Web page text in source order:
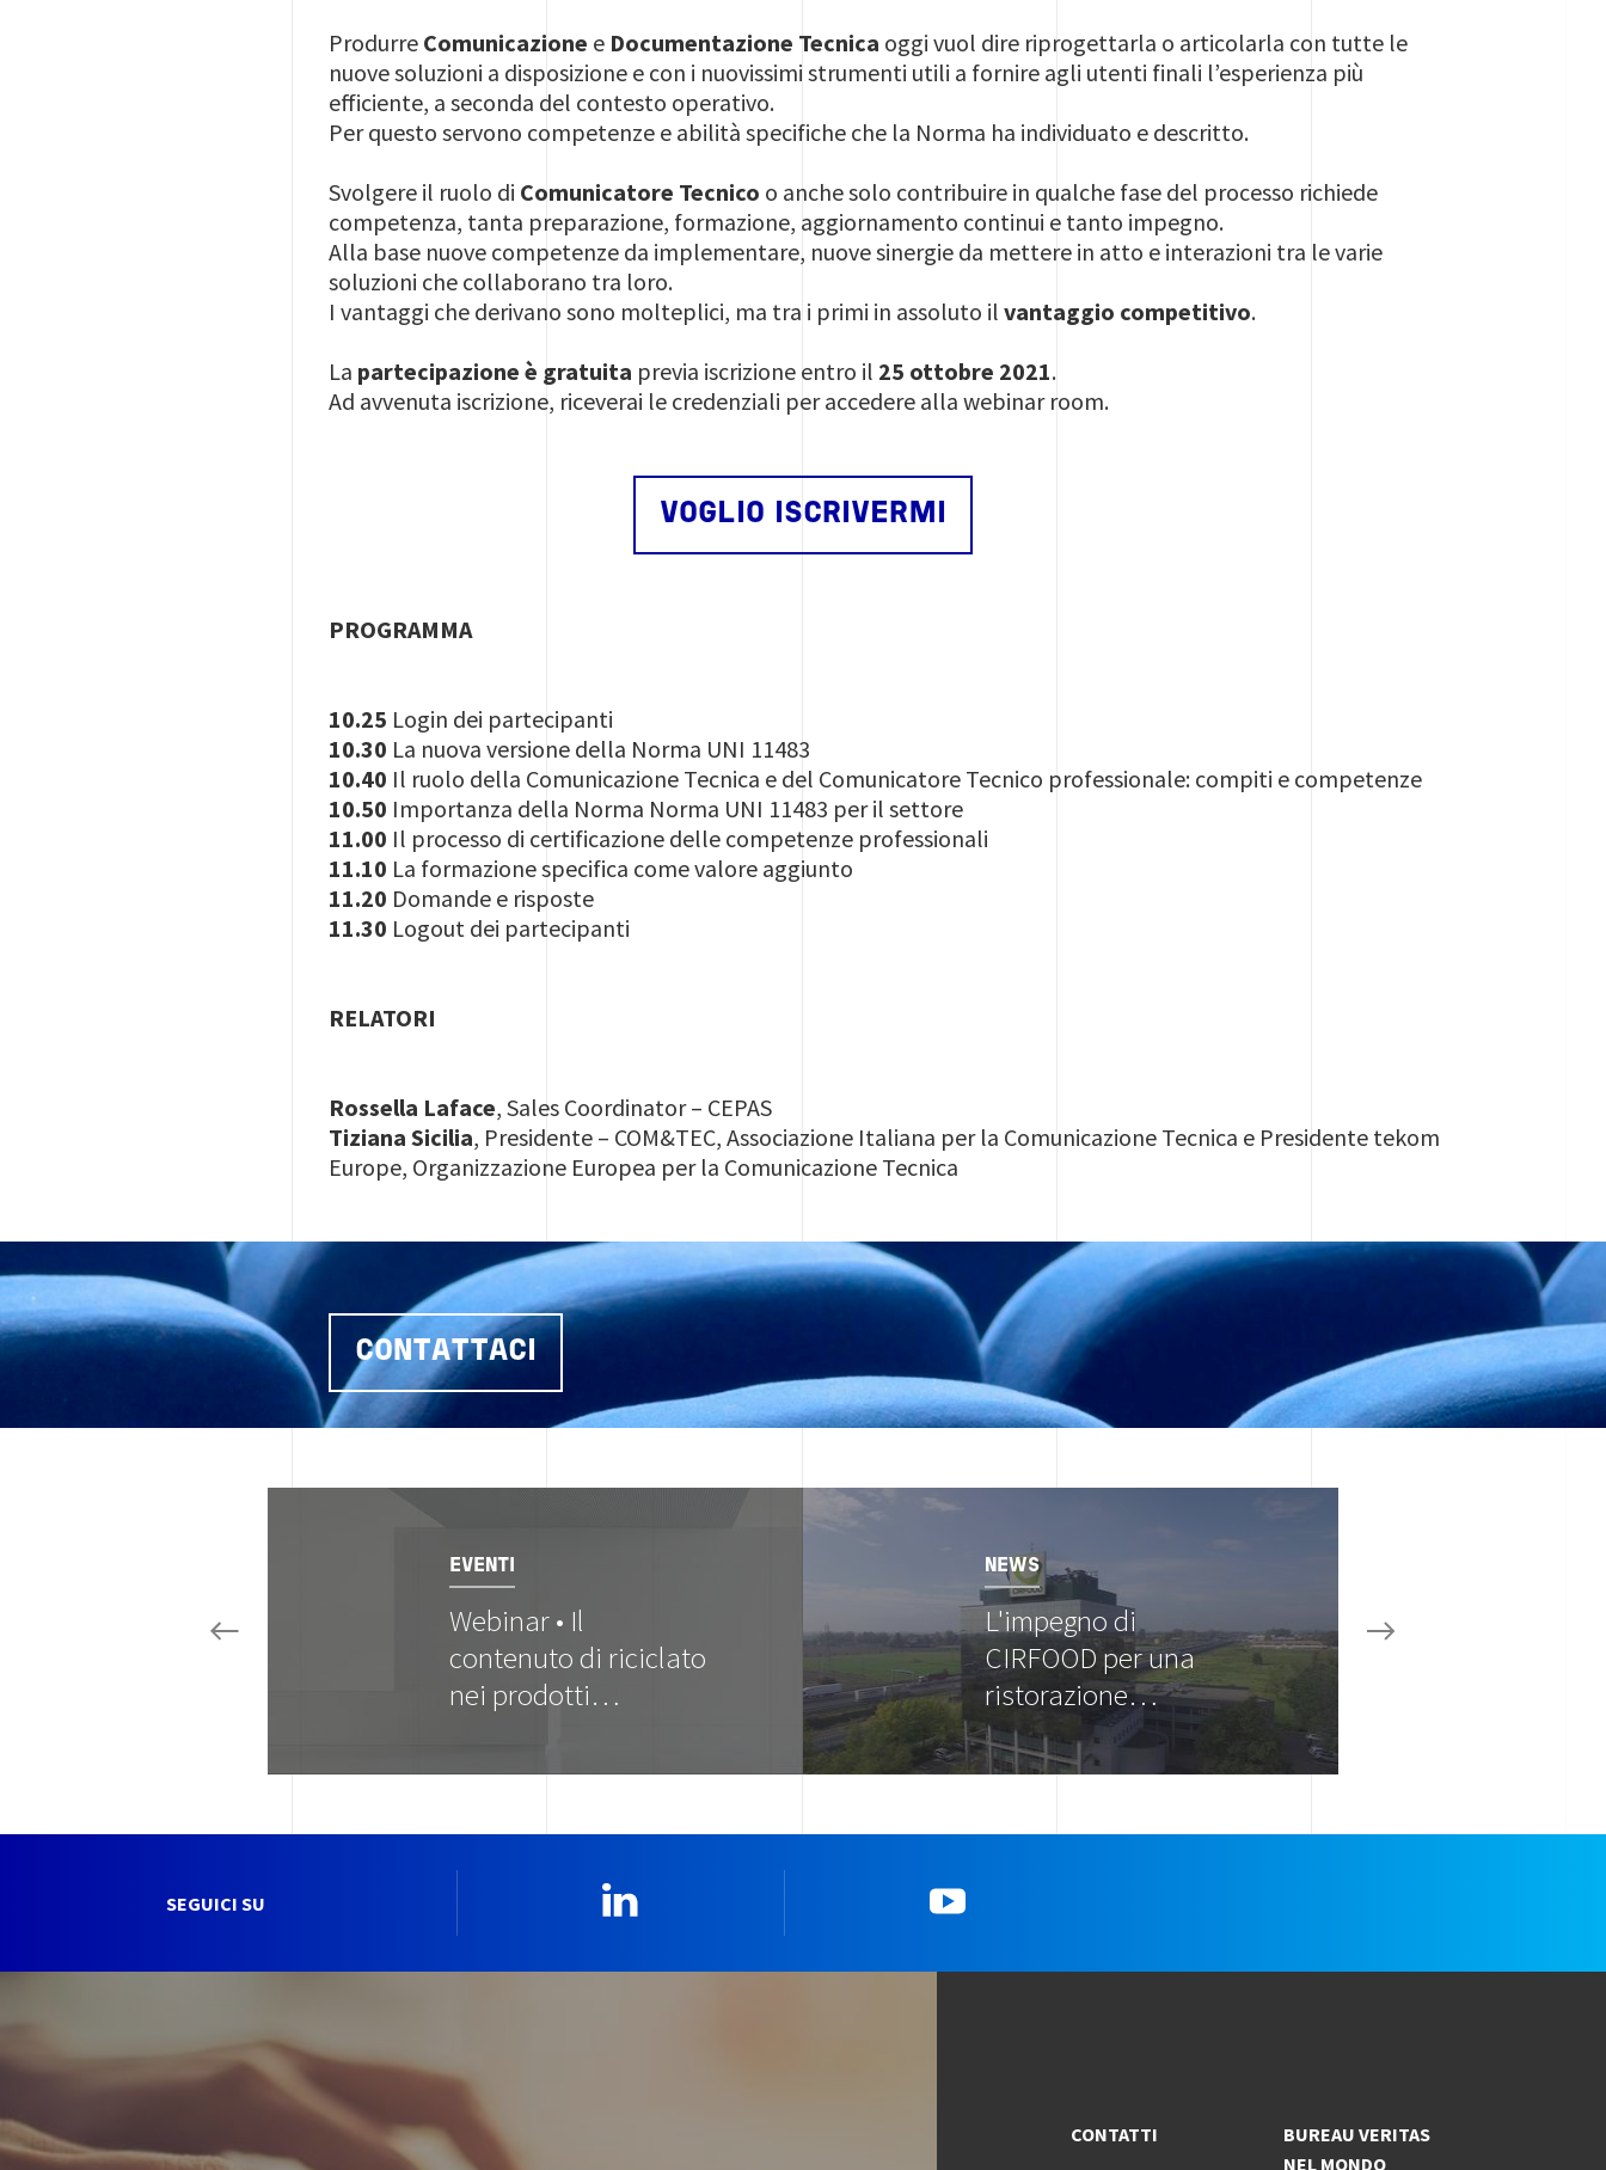
Produrre Comunicazione e Documentazione Tecnica oggi vuol dire riprogettarla o articolarla con tutte le
nuove soluzioni a disposizione e con i nuovissimi strumenti utili a fornire agli utenti finali l’esperienza più
efficiente, a seconda del contesto operativo.
Per questo servono competenze e abilità specifiche che la Norma ha individuato e descritto.
Svolgere il ruolo di Comunicatore Tecnico o anche solo contribuire in qualche fase del processo richiede
competenza, tanta preparazione, formazione, aggiornamento continui e tanto impegno.
Alla base nuove competenze da implementare, nuove sinergie da mettere in atto e interazioni tra le varie
soluzioni che collaborano tra loro.
I vantaggi che derivano sono molteplici, ma tra i primi in assoluto ilvantaggio competitivo.
La partecipazione è gratuita previa iscrizione entro il 25 ottobre 2021.
Ad avvenuta iscrizione, riceverai le credenziali per accedere alla webinar room.
VOGLIO ISCRIVERMI
PROGRAMMA
10.25 Login dei partecipanti
10.30 La nuova versione della Norma UNI 11483
10.40 Il ruolo della Comunicazione Tecnica e del Comunicatore Tecnico professionale: compiti e competenze
10.50 Importanza della Norma Norma UNI 11483 per il settore
11.00 Il processo di certificazione delle competenze professionali
11.10 La formazione specifica come valore aggiunto
11.20 Domande e risposte
11.30 Logout dei partecipanti
RELATORI
Rossella Laface, Sales Coordinator – CEPAS
Tiziana Sicilia, Presidente – COM&TEC, Associazione Italiana per la Comunicazione Tecnica e Presidente tekom
Europe, Organizzazione Europea per la Comunicazione Tecnica
CONTATTACI
EVENTI
Webinar • Il
contenuto di riciclato
nei prodotti…
Image
NEWS
L'impegno di
CIRFOOD per una
ristorazione…
SEGUICI SU
CONTATTI
BUREAU VERITAS
NEL MONDO